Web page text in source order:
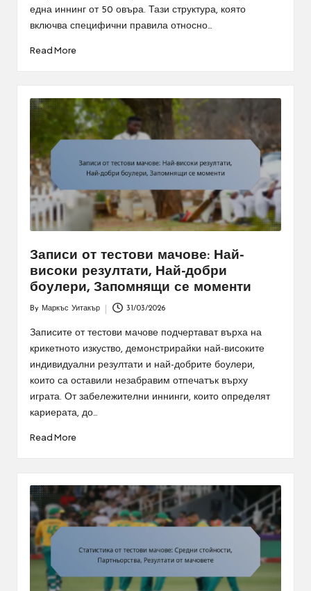
една иннинг от 50 овъра. Тази структура, която
включва специфични правила относно…
Read More
Записи от тестови мачове: Най-
високи резултати, Най-добри
боулери, Запомнящи се моменти
by
By Маркъс Уитакър 31/03/2026
Записите от тестови мачове подчертават върха на
крикетното изкуство, демонстрирайки най-високите
индивидуални резултати и най-добрите боулери,
които са оставили незабравим отпечатък върху
играта. От забележителни иннинги, които определят
кариерата, до…
Read More